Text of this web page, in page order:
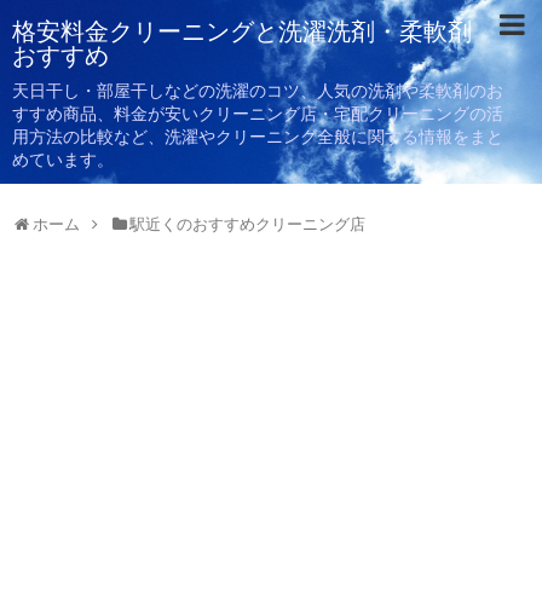
格安料金クリーニングと洗濯洗剤・柔軟剤
おすすめ
天日干し・部屋干しなどの洗濯のコツ、人気の洗剤や柔軟剤のお
すすめ商品、料金が安いクリーニング店・宅配クリーニングの活
用方法の比較など、洗濯やクリーニング全般に関する情報をまと
めています。
ホーム 駅近くのおすすめクリーニング店